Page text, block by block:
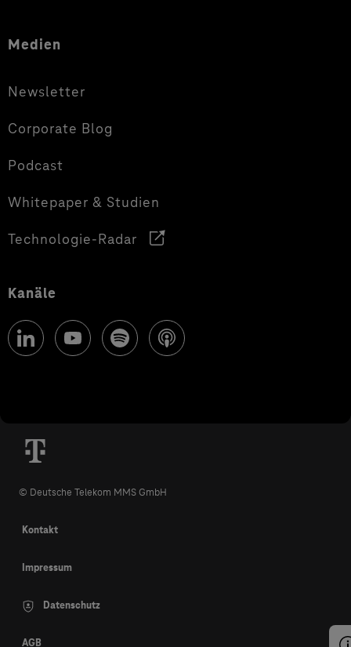
Medien
Newsletter
Corporate Blog
Podcast
Whitepaper & Studien
Technologie-Radar
Kanäle
© Deutsche Telekom MMS GmbH
Kontakt
Impressum
Datenschutz
AGB